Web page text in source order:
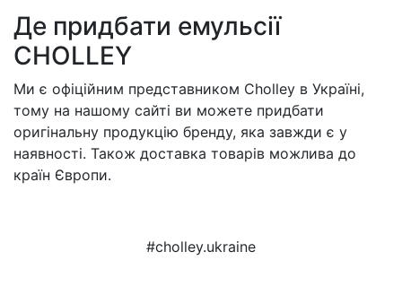
Де придбати емульсії
CHOLLEY
Ми є офіційним представником Cholley в Україні,
тому на нашому сайті ви можете придбати
оригінальну продукцію бренду, яка завжди є у
наявності. Також доставка товарів можлива до
країн Європи.
#cholley.ukraine